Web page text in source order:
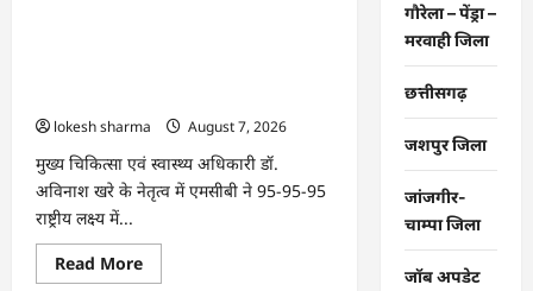
lokesh sharma
August 7, 2026
मुख्य चिकित्सा एवं स्वास्थ्य अधिकारी डॉ.
अविनाश खरे के नेतृत्व में एमसीबी ने 95-95-95
राष्ट्रीय लक्ष्य में...
Read MoreRead
more
गौरेला – पेंड्रा –
मरवाही जिला
छत्तीसगढ़
जशपुर जिला
जांजगीर-
चाम्पा जिला
जॉब अपडेट